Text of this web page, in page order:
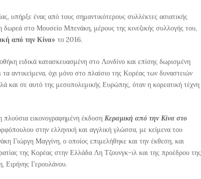
υπήρξε ένας από τους σημαντικότερους συλλέκτες ασιατικής
δωρεά στο Μουσείο Μπενάκη, μέρους της κινεζικής συλλογής του,
από την Κίνα» το 2016.
ειδικά κατασκευασμένη στο Λονδίνο και επίσης δωρισμένη
αντικείμενα, όχι μόνο στο πλαίσιο της Κορέας των δυναστειών
και σε αυτό της μεσοπολεμικής Ευρώπης, όταν η κορεατική τέχνη
εικονογραφημένη έκδοση Κεραμική από την Κίνα στο
στην ελληνική και αγγλική γλώσσα, με κείμενα του
Γιώργη Μαγγίνη, ο οποίος επιμελήθηκε και την έκθεση, και
της Κορέας στην Ελλάδα Λη Τζουνγκ-ιλ και της προέδρου της
Ειρήνης Γερουλάνου.